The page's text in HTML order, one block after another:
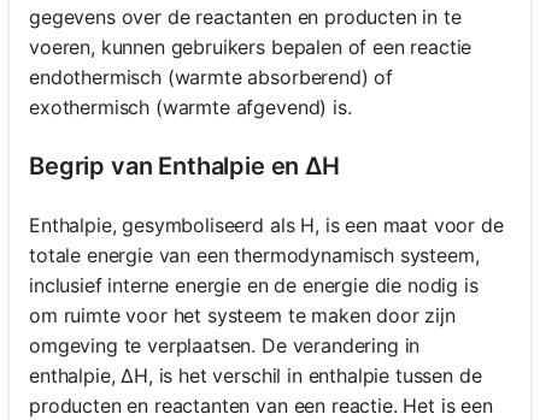
gegevens over de reactanten en producten in te
voeren, kunnen gebruikers bepalen of een reactie
endothermisch (warmte absorberend) of
exothermisch (warmte afgevend) is.
Begrip van Enthalpie en ΔH
Enthalpie, gesymboliseerd als H, is een maat voor de
totale energie van een thermodynamisch systeem,
inclusief interne energie en de energie die nodig is
om ruimte voor het systeem te maken door zijn
omgeving te verplaatsen. De verandering in
enthalpie, ΔH, is het verschil in enthalpie tussen de
producten en reactanten van een reactie. Het is een